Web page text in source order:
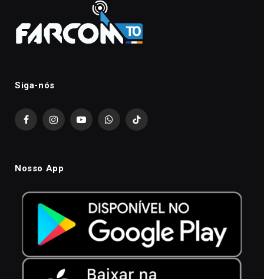
Siga-nós
FacebookInstagramYouTubeWhatsAppTikTok
Nosso App